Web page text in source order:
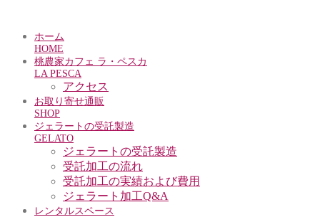
ホーム
HOME
桃農家カフェ ラ・ペスカ
LA PESCA
アクセス
お取り寄せ通販
SHOP
ジェラートの受託製造
GELATO
ジェラートの受託製造
受託加工の流れ
受託加工の実績および費用
ジェラート加工Q&A
レンタルスペース